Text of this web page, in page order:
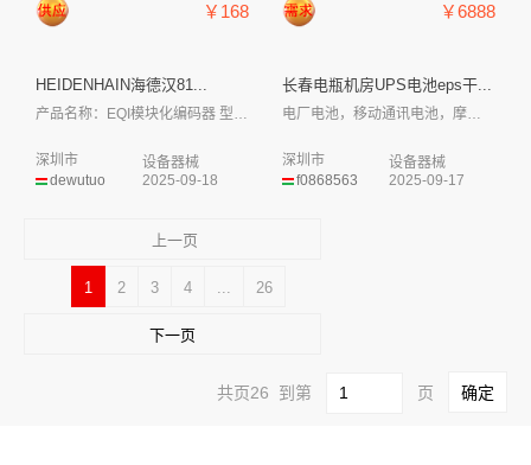
￥168
HEIDENHAIN海德汉81...
产品名称：EQI模块化编码器 型号：E...
dewutuo
深圳市
设备器械
2025-09-18
￥6888
长春电瓶机房UPS电池eps干...
电厂电池，移动通讯电池，摩拜助力车锂电池...
f0868563
深圳市
设备器械
2025-09-17
上一页
1 2 3 4 ... 26
下一页
共页26 到第 页